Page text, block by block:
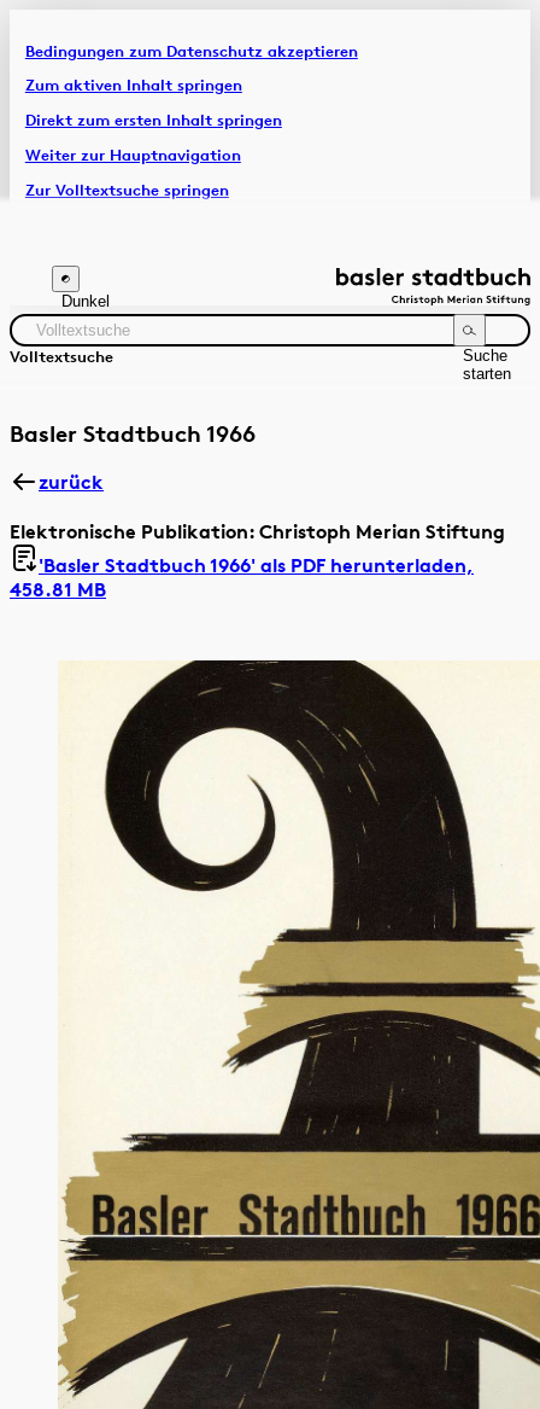
Bedingungen zum Datenschutz akzeptieren
Zum aktiven Inhalt springen
Direkt zum ersten Inhalt springen
Weiter zur Hauptnavigation
Zur Volltextsuche springen
Artikel & Dossiers
Chronik
Dunkel
Volltextsuche
Suche
starten
Zeitraum Autor:in
Basler Stadtbuch 1966
zurück
Elektronische Publikation: Christoph Merian Stiftung
'Basler Stadtbuch 1966' als PDF herunterladen,
458.81 MB